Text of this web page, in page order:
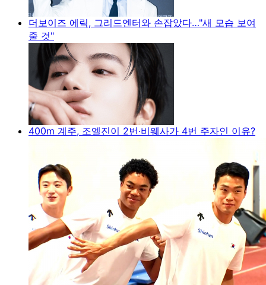
더보이즈 에릭, 그리드엔터와 손잡았다…"새 모습 보여
줄 것"
400m 계주, 조엘진이 2번·비웨사가 4번 주자인 이유?